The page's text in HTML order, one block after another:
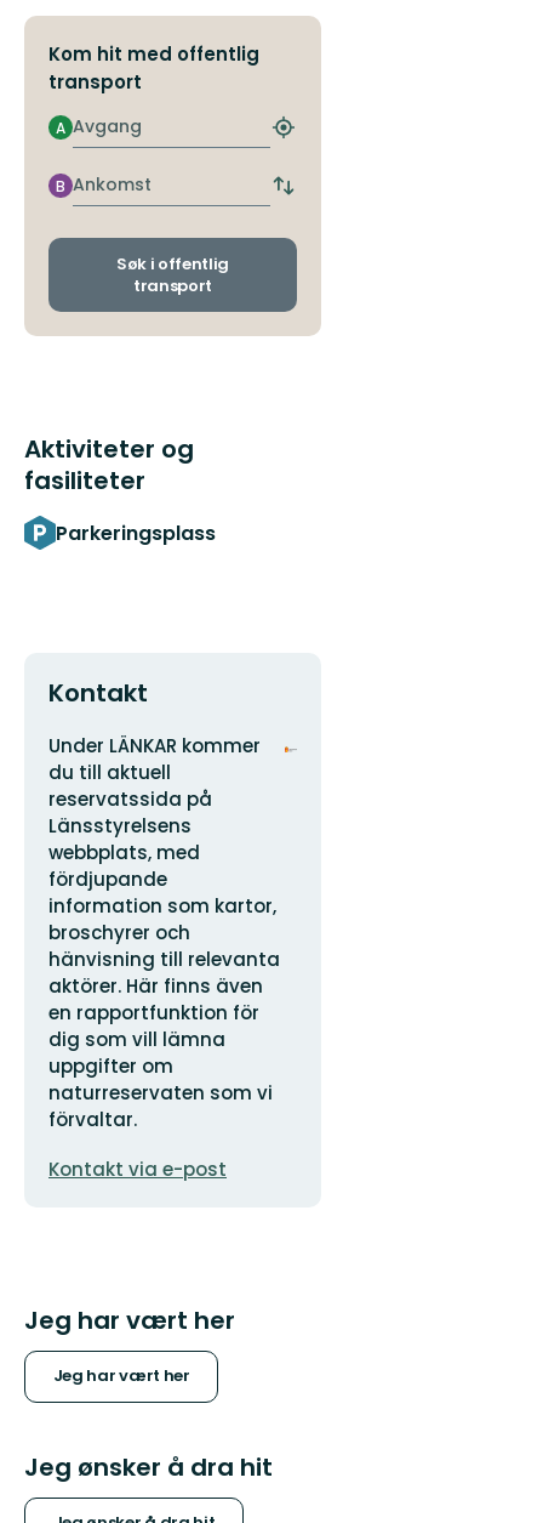
Kom hit med offentlig
transport
Avgang
A
Finn
holdeplass
Ankomst
B
Bytt
og
Søk i offentlig
transport
Aktiviteter og
fasiliteter
Parkeringsplass
Kontakt
Adresse
Under LÄNKAR kommer
du till aktuell
reservatssida på
Länsstyrelsens
webbplats, med
fördjupande
information som kartor,
broschyrer och
hänvisning till relevanta
aktörer. Här finns även
en rapportfunktion för
dig som vill lämna
uppgifter om
naturreservaten som vi
förvaltar.
postadresse
Kontakt via e-post
Organisasjonens
Jeg har vært her
Jeg har vært her
Jeg ønsker å dra hit